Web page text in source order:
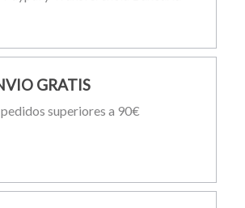
GRATIS
pedidos superiores a 90€